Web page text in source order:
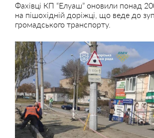
Фахівці КП “Елуаш” оновили понад
на пішохідній доріжці, що веде до
громадського транспорту.